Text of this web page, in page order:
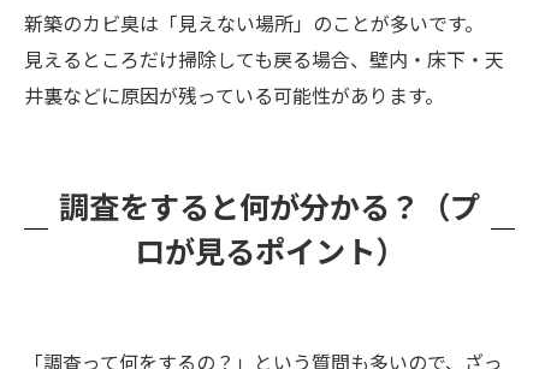
新築のカビ臭は「見えない場所」のことが多いです。
見えるところだけ掃除しても戻る場合、壁内・床下・天
井裏などに原因が残っている可能性があります。
調査をすると何が分かる？（プ
ロが見るポイント）
「調査って何をするの？」という質問も多いので、ざっ